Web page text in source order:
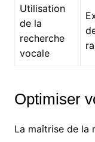
Utilisation
de la
recherche
vocale
Optimiser
La maîtrise de la